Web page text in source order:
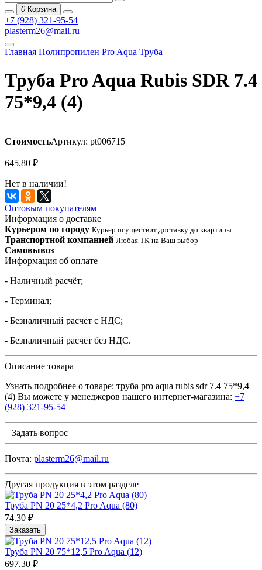
0 Корзина
+7 (928) 321-95-54
plasterm26@mail.ru
Главная Полипропилен Pro Aqua Труба
Труба Pro Aqua Rubis SDR 7.4
75*9,4 (4)
СтоимостьАртикул: pt006715
645.80 ₽
Нет в наличии!
Оптовым покупателям
Информация о доставке
Курьером по городу Курьер осуществит доставку до квартиры
Транспортной компанией Любая ТК на Ваш выбор
Самовывоз
Информация об оплате
- Наличный расчёт;
- Терминал;
- Безналичный расчёт с НДС;
- Безналичный расчёт без НДС.
Описание товара
Узнать подробнее о товаре: труба pro aqua rubis sdr 7.4 75*9,4
(4) Вы можете у менеджеров нашего интернет-магазина: +7
(928) 321-95-54
Задать вопрос
Почта: plasterm26@mail.ru
Другая продукция в этом разделе
Труба PN 20 25*4,2 Pro Aqua (80)
74.30 ₽
Заказать
Труба PN 20 75*12,5 Pro Aqua (12)
697.30 ₽